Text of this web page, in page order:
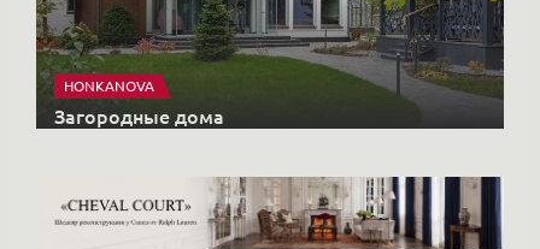
HONKANOVA
Загородные дома